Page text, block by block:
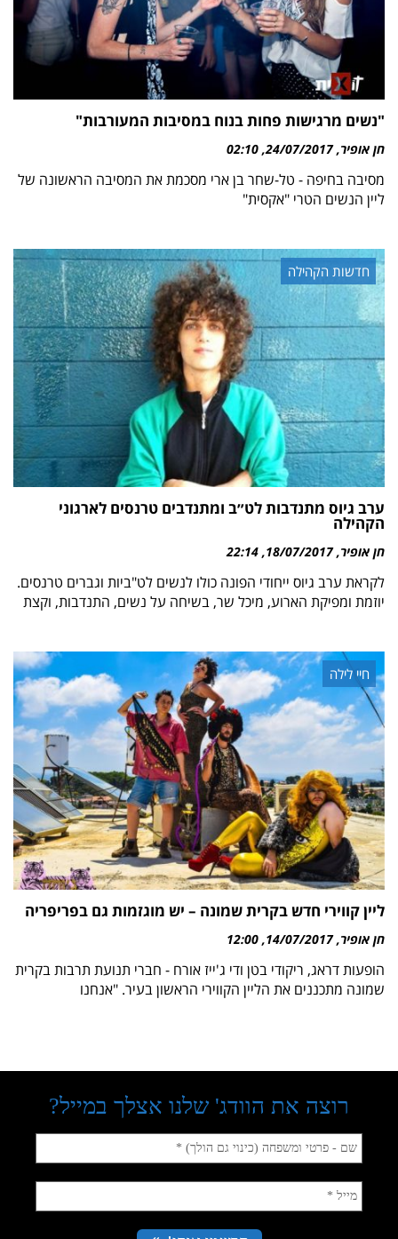
"נשים מרגישות פחות בנוח במסיבות המעורבות"
חן אופיר 24/07/2017
02:10
מסיבה בחיפה - טל-שחר בן ארי מסכמת את המסיבה הראשונה של
ליין הנשים הטרי "אקסית"
חדשות הקהילה
ערב גיוס מתנדבות לט״ב ומתנדבים טרנסים לארגוני
הקהילה
חן אופיר 18/07/2017
22:14
לקראת ערב גיוס ייחודי הפונה כולו לנשים לט"ביות וגברים טרנסים.
יוזמת ומפיקת הארוע, מיכל שר, בשיחה על נשים, התנדבות, וקצת
חיי לילה
ליין קווירי חדש בקרית שמונה – יש מוגזמות גם בפריפריה
חן אופיר 14/07/2017
12:00
הופעות דראג, ריקודי בטן ודי ג'ייז אורח - חברי תנועת תרבות בקרית
שמונה מתכננים את הליין הקווירי הראשון בעיר. "אנחנו